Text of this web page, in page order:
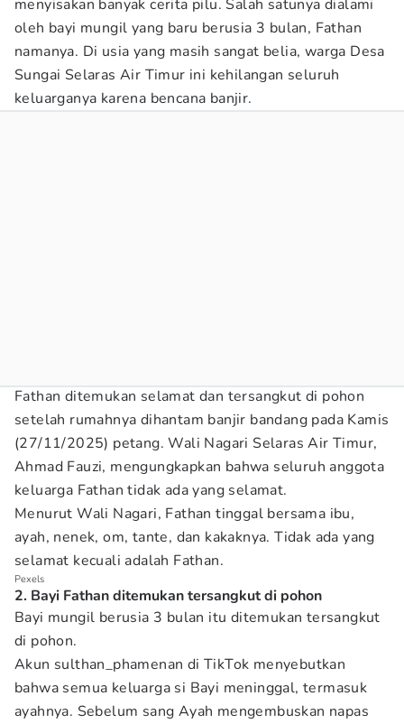
menyisakan banyak cerita pilu. Salah satunya dialami
oleh bayi mungil yang baru berusia 3 bulan, Fathan
namanya. Di usia yang masih sangat belia, warga Desa
Sungai Selaras Air Timur ini kehilangan seluruh
keluarganya karena bencana banjir.
Fathan ditemukan selamat dan tersangkut di pohon
setelah rumahnya dihantam banjir bandang pada Kamis
(27/11/2025) petang. Wali Nagari Selaras Air Timur,
Ahmad Fauzi, mengungkapkan bahwa seluruh anggota
keluarga Fathan tidak ada yang selamat.
Menurut Wali Nagari, Fathan tinggal bersama ibu,
ayah, nenek, om, tante, dan kakaknya. Tidak ada yang
selamat kecuali adalah Fathan.
Pexels
2. Bayi Fathan ditemukan tersangkut di pohon
Bayi mungil berusia 3 bulan itu ditemukan tersangkut
di pohon.
Akun sulthan_phamenan di TikTok menyebutkan
bahwa semua keluarga si Bayi meninggal, termasuk
ayahnya. Sebelum sang Ayah mengembuskan napas